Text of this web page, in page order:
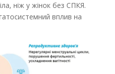
ніж у жінок без СПКЯ.
вплив на